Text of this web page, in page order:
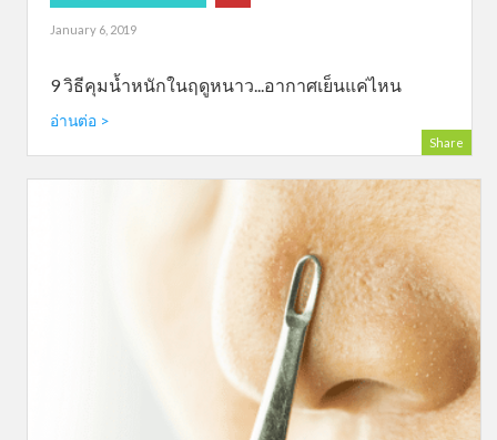
January 6, 2019
9 วิธีคุมน้ำหนักในฤดูหนาว...อากาศเย็นแค่ไหน
อ่านต่อ >
Share